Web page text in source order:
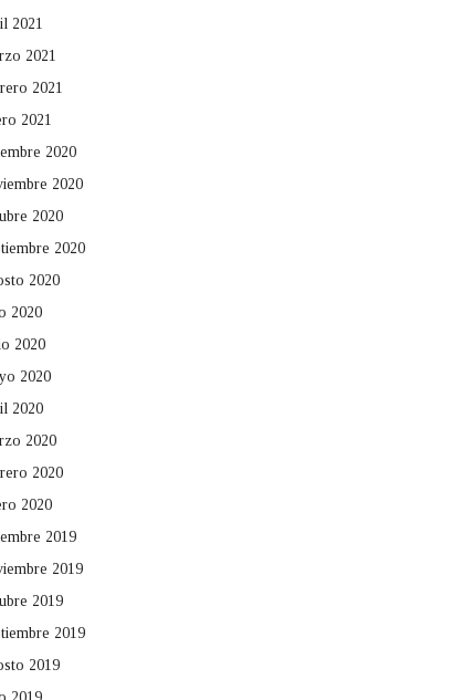
2021
2021
2021
2021
2020
2020
2020
2020
2020
2020
2020
2020
2020
2020
2020
2020
2019
2019
2019
2019
2019